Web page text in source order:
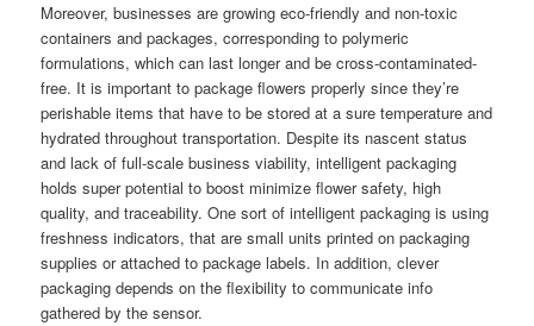
Moreover, businesses are growing eco-friendly and non-toxic
containers and packages, corresponding to polymeric
formulations, which can last longer and be cross-contaminated-
free. It is important to package flowers properly since they’re
perishable items that have to be stored at a sure temperature and
hydrated throughout transportation. Despite its nascent status
and lack of full-scale business viability, intelligent packaging
holds super potential to boost minimize flower safety, high
quality, and traceability. One sort of intelligent packaging is using
freshness indicators, that are small units printed on packaging
supplies or attached to package labels. In addition, clever
packaging depends on the flexibility to communicate info
gathered by the sensor.